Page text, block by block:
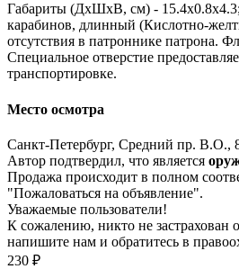
Габариты (ДхШхВ, см) -
карабинов, длинный (Кислотно-
отсутствия в патроннике патрона.
Специальное отверстие
транспортировке.
Место осмотра
Санкт-Петербург, Средний пр. В.О.,
Автор подтвердил, что является
Продажа происходит в полном
"Пожаловаться на объявление".
Уважаемые пользователи!
К сожалению, никто не застрахован
напишите нам и обратитесь в
230 ₽